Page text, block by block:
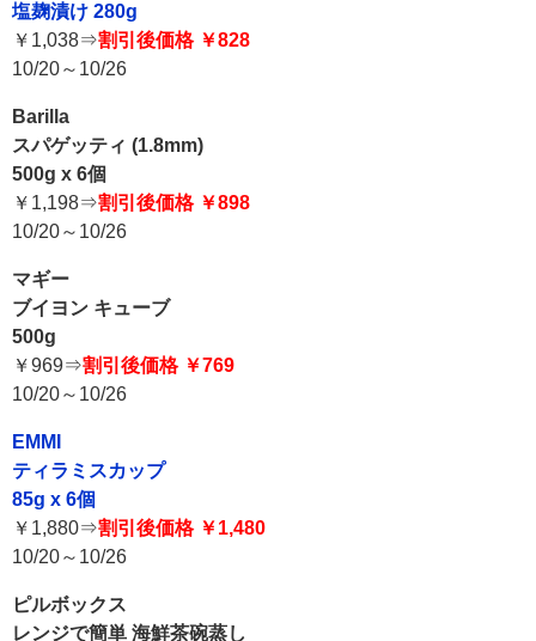
塩麹漬け 280g
￥1,038⇒割引後価格 ￥828
10/20～10/26
Barilla
スパゲッティ (1.8mm)
500g x 6個
￥1,198⇒割引後価格 ￥898
10/20～10/26
マギー
ブイヨン キューブ
500g
￥969⇒割引後価格 ￥769
10/20～10/26
EMMI
ティラミスカップ
85g x 6個
￥1,880⇒割引後価格 ￥1,480
10/20～10/26
ピルボックス
レンジで簡単 海鮮茶碗蒸し